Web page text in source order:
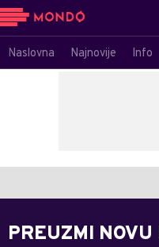
Naslovna Najnovije Info
PREUZMI